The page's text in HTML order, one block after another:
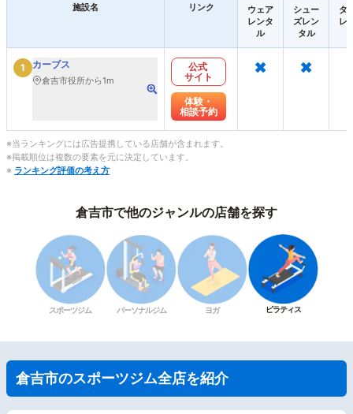
施設名 リンク
ウェア
レンタ
ル
シュー
ズレン
タル
タ
レ
1 カーブス
倉吉市役所から1m
公式
サイト
体験・
相談予約
× ×
※当ランキングには広告提携している店舗が含まれます。
※掲載順位は複数の要素を元に決定しています。
※ ランキング評価の考え方
倉吉市で他のジャンルの店舗を探す
スポーツジム パーソナルジム ヨガ ピラティス
倉吉市のスポーツジム全店を紹介